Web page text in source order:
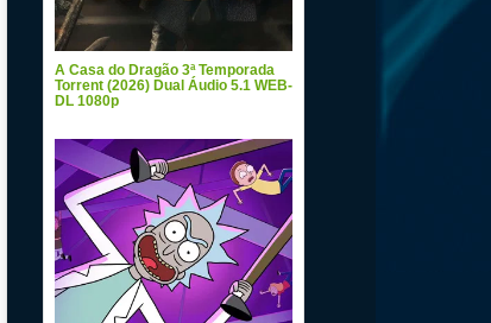
A Casa do Dragão 3ª Temporada
Torrent (2026) Dual Áudio 5.1 WEB-
DL 1080p